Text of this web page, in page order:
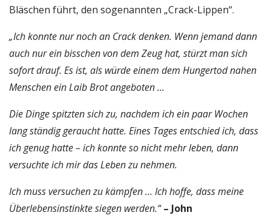
Bläschen führt, den sogenannten „Crack-Lippen“.
„Ich konnte nur noch an Crack denken. Wenn jemand dann
auch nur ein bisschen von dem Zeug hat, stürzt man sich
sofort drauf. Es ist, als würde einem dem Hungertod nahen
Menschen ein Laib Brot angeboten ...
Die Dinge spitzten sich zu, nachdem ich ein paar Wochen
lang ständig geraucht hatte. Eines Tages entschied ich, dass
ich genug hatte – ich konnte so nicht mehr leben, dann
versuchte ich mir das Leben zu nehmen.
Ich muss versuchen zu kämpfen … Ich hoffe, dass meine
Überlebensinstinkte siegen werden.“– John